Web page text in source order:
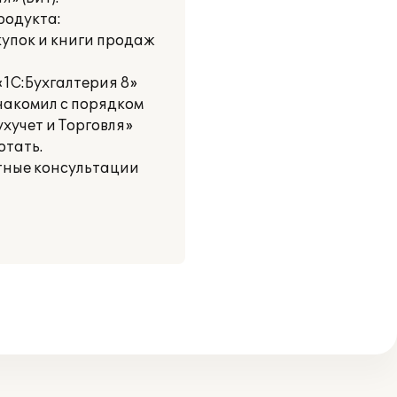
и книги продаж
8»
с порядком
и Торговля»
консультации